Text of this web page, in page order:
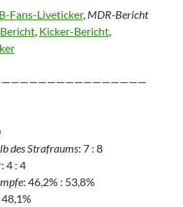
Fans-Liveticker, MDR-Bericht
, Kicker-Bericht,
des Strafraums: 7 : 8
: 4 : 4
: 46,2% : 53,8%